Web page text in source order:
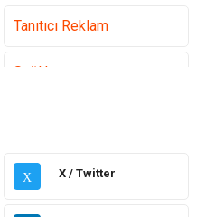
Tanıtıcı Reklam
Sağlık
Emlak
Sağlıklı Yaşam
X X / Twitter